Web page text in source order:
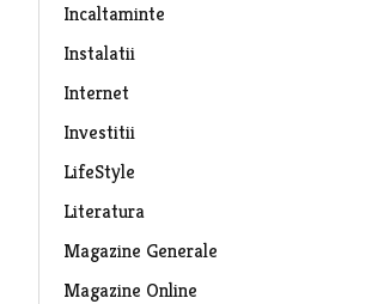
Incaltaminte
Instalatii
Internet
Investitii
LifeStyle
Literatura
Magazine Generale
Magazine Online